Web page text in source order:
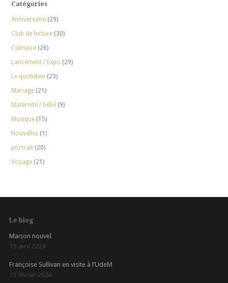
Catégories
Anniversaire(29)
Club de lecture(30)
Culinaire(26)
Lancement / Expo (29)
Le quotidien (23)
Mariage(21)
Maternité / bébé(9)
Musique(15)
Nouvelles(1)
portrait(20)
Voyage(21)
Le blog
Maison nouvel
15 avril 2024
Françoise Sullivan en visite à l’UdeM
15 février 2024